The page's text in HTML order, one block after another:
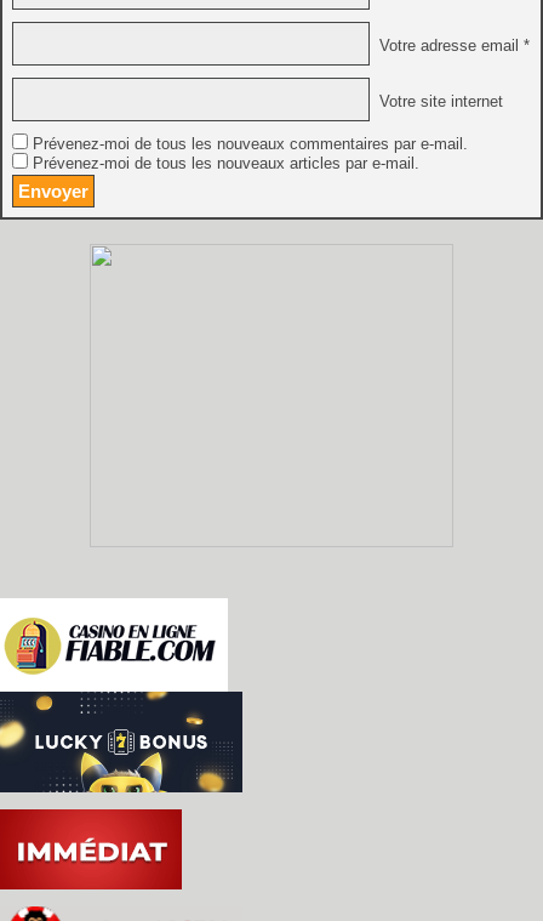
Votre adresse email *
Votre site internet
Prévenez-moi de tous les nouveaux commentaires par e-mail.
Prévenez-moi de tous les nouveaux articles par e-mail.